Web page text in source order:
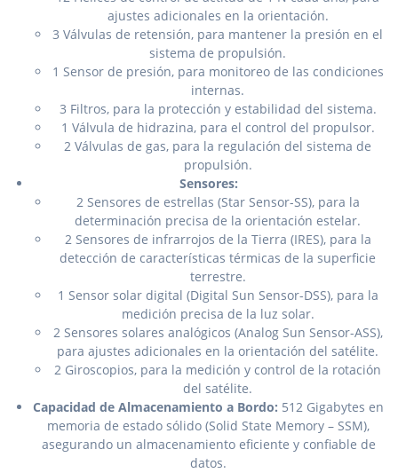
ajustes adicionales en la orientación.
3 Válvulas de retensión, para mantener la presión en el
sistema de propulsión.
1 Sensor de presión, para monitoreo de las condiciones
internas.
3 Filtros, para la protección y estabilidad del sistema.
1 Válvula de hidrazina, para el control del propulsor.
2 Válvulas de gas, para la regulación del sistema de
propulsión.
Sensores:
2 Sensores de estrellas (Star Sensor-SS), para la
determinación precisa de la orientación estelar.
2 Sensores de infrarrojos de la Tierra (IRES), para la
detección de características térmicas de la superficie
terrestre.
1 Sensor solar digital (Digital Sun Sensor-DSS), para la
medición precisa de la luz solar.
2 Sensores solares analógicos (Analog Sun Sensor-ASS),
para ajustes adicionales en la orientación del satélite.
2 Giroscopios, para la medición y control de la rotación
del satélite.
Capacidad de Almacenamiento a Bordo: 512 Gigabytes en
memoria de estado sólido (Solid State Memory – SSM),
asegurando un almacenamiento eficiente y confiable de
datos.